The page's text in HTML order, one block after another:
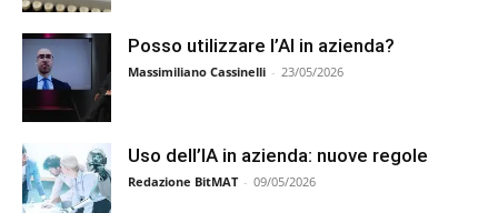
Posso utilizzare l’AI in azienda?
Massimiliano Cassinelli - 23/05/2026
Uso dell’IA in azienda: nuove regole
Redazione BitMAT - 09/05/2026